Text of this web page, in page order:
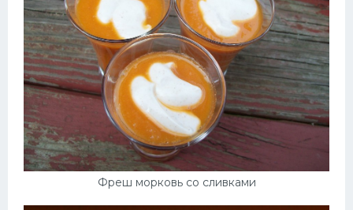
Фреш морковь со сливками
Дизайн комнаты